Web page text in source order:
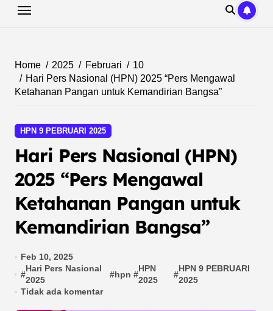
Home 2025 Februari
10
Hari Pers Nasional (HPN) 2025 “Pers Mengawal
Ketahanan Pangan untuk Kemandirian Bangsa”
HPN 9 PEBRUARI 2025
Hari Pers Nasional (HPN)
2025 “Pers Mengawal
Ketahanan Pangan untuk
Kemandirian Bangsa”
Feb 10, 2025
#
Hari Pers Nasional
2025
#hpn #
HPN
2025
#
HPN 9 PEBRUARI
2025
Tidak ada komentar